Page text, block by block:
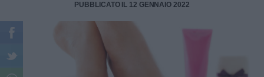
PUBBLICATO IL 12 GENNAIO 2022